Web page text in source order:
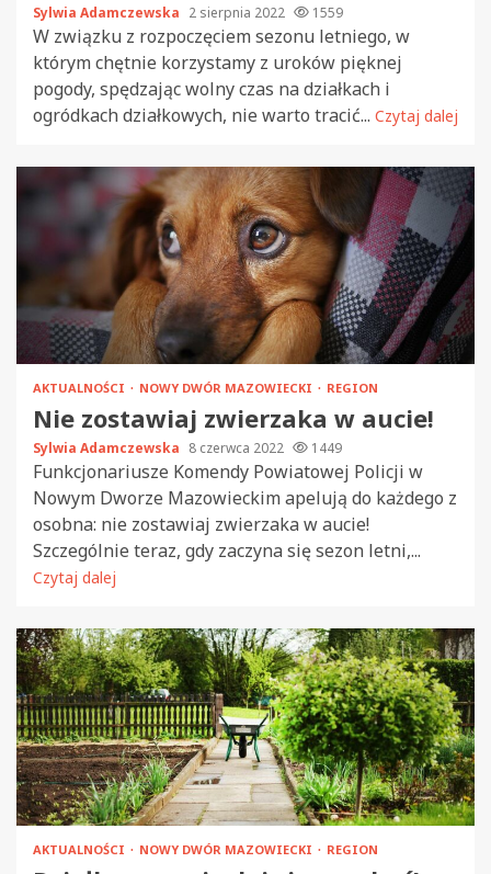
Sylwia Adamczewska 2 sierpnia 2022 1559
W związku z rozpoczęciem sezonu letniego, w
którym chętnie korzystamy z uroków pięknej
pogody, spędzając wolny czas na działkach i
ogródkach działkowych, nie warto tracić... Czytaj dalej
AKTUALNOŚCI NOWY DWÓR MAZOWIECKI REGION
Nie zostawiaj zwierzaka w aucie!
Sylwia Adamczewska 8 czerwca 2022 1449
Funkcjonariusze Komendy Powiatowej Policji w
Nowym Dworze Mazowieckim apelują do każdego z
osobna: nie zostawiaj zwierzaka w aucie!
Szczególnie teraz, gdy zaczyna się sezon letni,...
Czytaj dalej
AKTUALNOŚCI NOWY DWÓR MAZOWIECKI REGION